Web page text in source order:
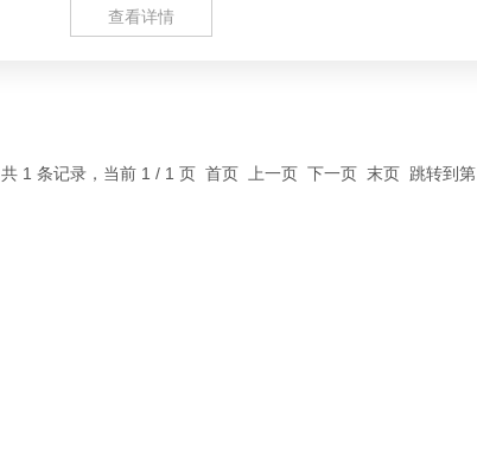
查看详情
共 1 条记录，当前 1 / 1 页 首页 上一页 下一页 末页 跳转到第